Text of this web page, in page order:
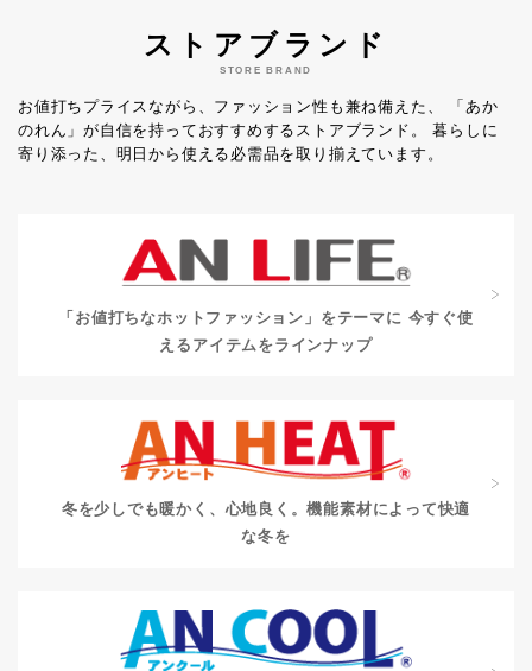
ストアブランド
STORE BRAND
お値打ちプライスながら、ファッション性も兼ね備えた、
「あか
のれん」が自信を持っておすすめするストアブランド。
暮らしに
寄り添った、明日から使える必需品を取り揃えています。
「お値打ちなホットファッション」をテーマに 今すぐ使
えるアイテムをラインナップ
冬を少しでも暖かく、心地良く。機能素材によって快適
な冬を